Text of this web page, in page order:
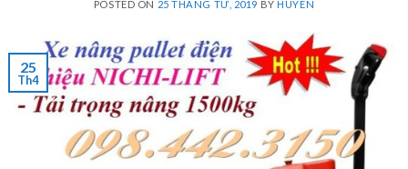
POSTED ON 25 THÁNG TƯ, 2019 BYHUYEN
25
Th4